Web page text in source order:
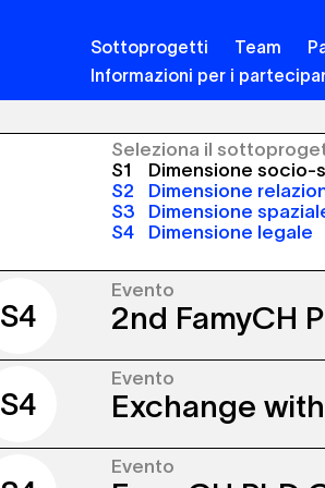
Sottoprogetti Team
Informazioni per i
Seleziona il
S1
Dimensione socio-
S2
Dimensione
S3
Dimensione
S4
Dimensione legale
S4
S4
Evento
2nd FamyCH
The Sinergia FamyCH
Lausanne (UNIL) for
place every six months.
S4
Evento
Exchange
The Sinergia project is
Evento